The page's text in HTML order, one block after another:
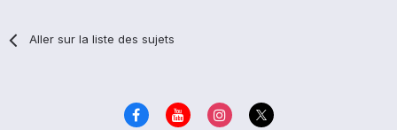
Aller sur la liste des sujets